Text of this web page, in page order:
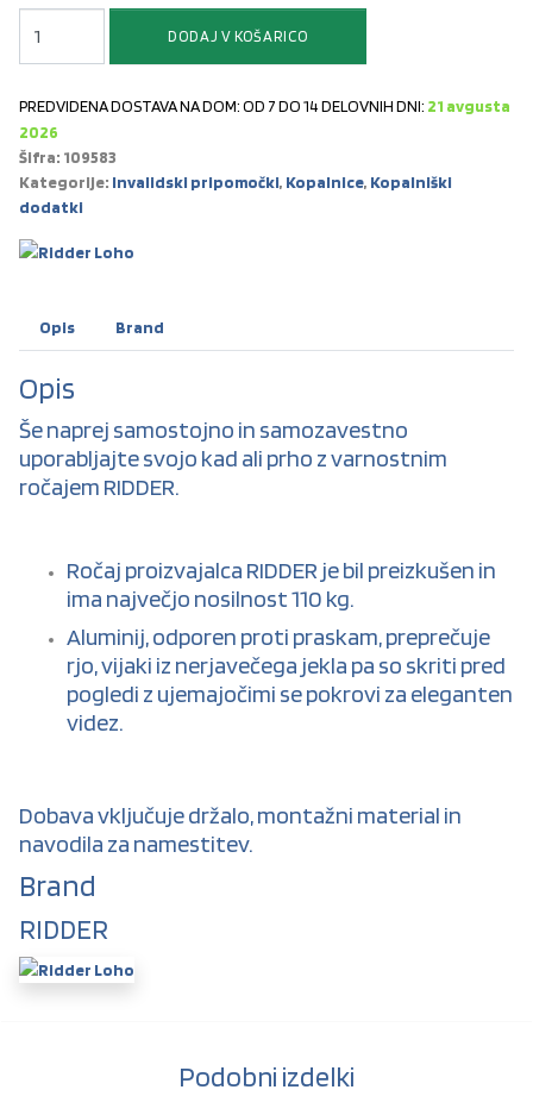
DODAJ V KOŠARICO
PREDVIDENA DOSTAVA NA DOM: OD 7 DO 14 DELOVNIH DNI: 21 avgusta
2026
Šifra: 109583
Kategorije: Invalidski pripomočki, Kopalnice, Kopalniški
dodatki
Opis Brand
Opis
Še naprej samostojno in samozavestno
uporabljajte svojo kad ali prho z varnostnim
ročajem RIDDER.
Ročaj proizvajalca RIDDER je bil preizkušen in
ima največjo nosilnost 110 kg.
Aluminij, odporen proti praskam, preprečuje
rjo, vijaki iz nerjavečega jekla pa so skriti pred
pogledi z ujemajočimi se pokrovi za eleganten
videz.
Dobava vključuje držalo, montažni material in
navodila za namestitev.
Brand
RIDDER
Podobni izdelki